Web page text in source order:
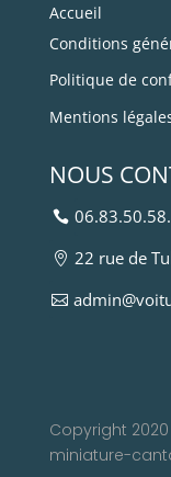
Accueil
Conditions
Politique de
Mentions
NOUS
22 rue de
Copyright
miniature-